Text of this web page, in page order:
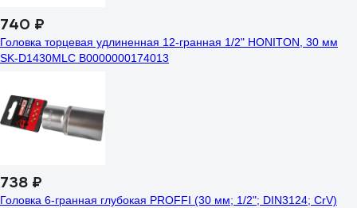
740 ₽
Головка торцевая удлиненная 12-гранная 1/2" HONITON, 30 мм
SK-D1430MLC В0000000174013
738 ₽
Головка 6-гранная глубокая РROFFI (30 мм; 1/2"; DIN3124; CrV)